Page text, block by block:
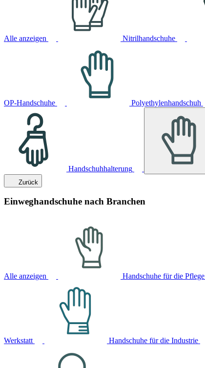
Alle anzeigen Nitrilhandschuhe
OP-Handschuhe Polyethylenhandschuh
Handschuhhalterung
Zurück
Einweghandschuhe nach Branchen
Alle anzeigen Handschuhe für die Pflege
Werkstatt Handschuhe für die Industrie